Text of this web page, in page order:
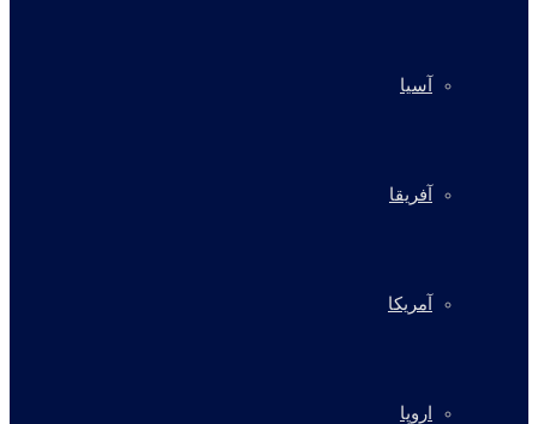
آسیا
آفریقا
آمریکا
اروپا